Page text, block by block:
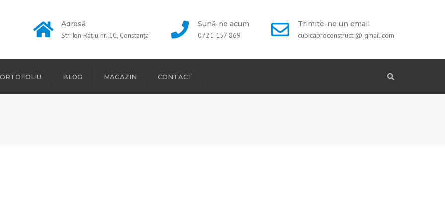
Adresă
Str. Ion Raţiu nr. 1C, Constanţa
Sună-ne acum
0721 157 869
Trimite-ne un email
cubicaproconstruct @ gmail.com
BLOG MAGAZIN CONTACT